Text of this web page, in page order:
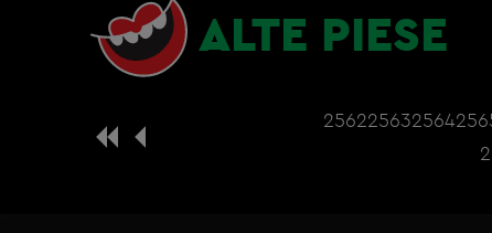
ALTE PIESE
256225632564